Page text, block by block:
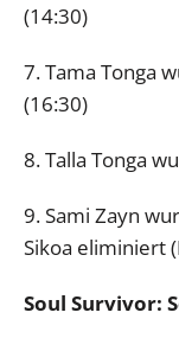
(14:30)
7. Tama Tonga
(16:30)
8. Talla Tonga
9. Sami Zayn
Sikoa eliminiert
Soul Survivor: